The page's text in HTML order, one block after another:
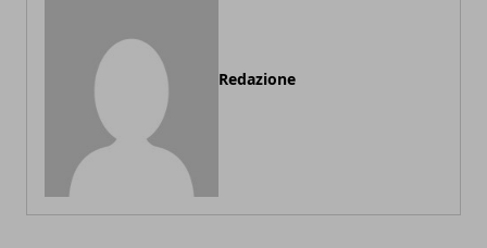
Redazione